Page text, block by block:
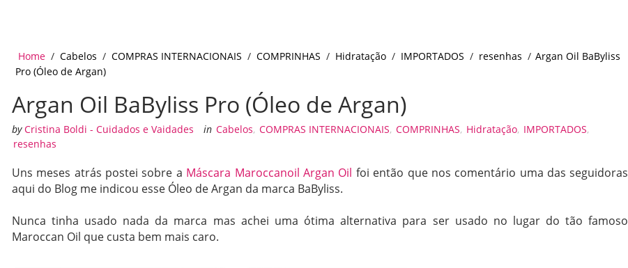
Home / Cabelos / COMPRAS INTERNACIONAIS / COMPRINHAS / Hidratação / IMPORTADOS / resenhas / Argan Oil BaByliss
Pro (Óleo de Argan)
Argan Oil BaByliss Pro (Óleo de Argan)
by Cristina Boldi - Cuidados e Vaidades in Cabelos, COMPRAS INTERNACIONAIS, COMPRINHAS, Hidratação, IMPORTADOS,
resenhas
Uns meses atrás postei sobre a Máscara Maroccanoil Argan Oil foi então que nos comentário uma das seguidoras
aqui do Blog me indicou esse Óleo de Argan da marca BaByliss.
Nunca tinha usado nada da marca mas achei uma ótima alternativa para ser usado no lugar do tão famoso
Maroccan Oil que custa bem mais caro.